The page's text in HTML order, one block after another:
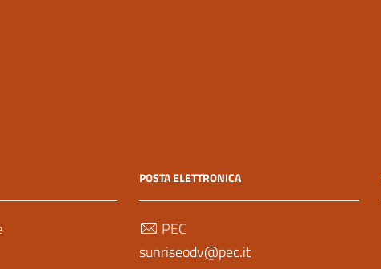
POSTA ELETTRONICA
PEC
sunriseodv@pec.it